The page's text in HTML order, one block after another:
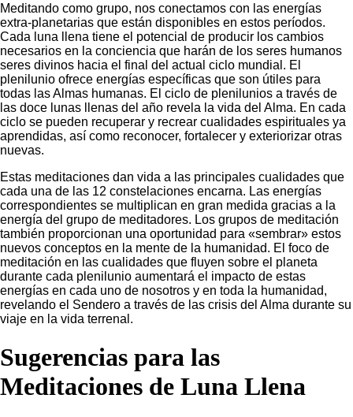
Meditando como grupo, nos conectamos con las energías
extra-planetarias que están disponibles en estos períodos.
Cada luna llena tiene el potencial de producir los cambios
necesarios en la conciencia que harán de los seres humanos
seres divinos hacia el final del actual ciclo mundial. El
plenilunio ofrece energías específicas que son útiles para
todas las Almas humanas. El ciclo de plenilunios a través de
las doce lunas llenas del año revela la vida del Alma. En cada
ciclo se pueden recuperar y recrear cualidades espirituales ya
aprendidas, así como reconocer, fortalecer y exteriorizar otras
nuevas.
Estas meditaciones dan vida a las principales cualidades que
cada una de las 12 constelaciones encarna. Las energías
correspondientes se multiplican en gran medida gracias a la
energía del grupo de meditadores. Los grupos de meditación
también proporcionan una oportunidad para «sembrar» estos
nuevos conceptos en la mente de la humanidad. El foco de
meditación en las cualidades que fluyen sobre el planeta
durante cada plenilunio aumentará el impacto de estas
energías en cada uno de nosotros y en toda la humanidad,
revelando el Sendero a través de las crisis del Alma durante su
viaje en la vida terrenal.
Sugerencias para las
Meditaciones de Luna Llena